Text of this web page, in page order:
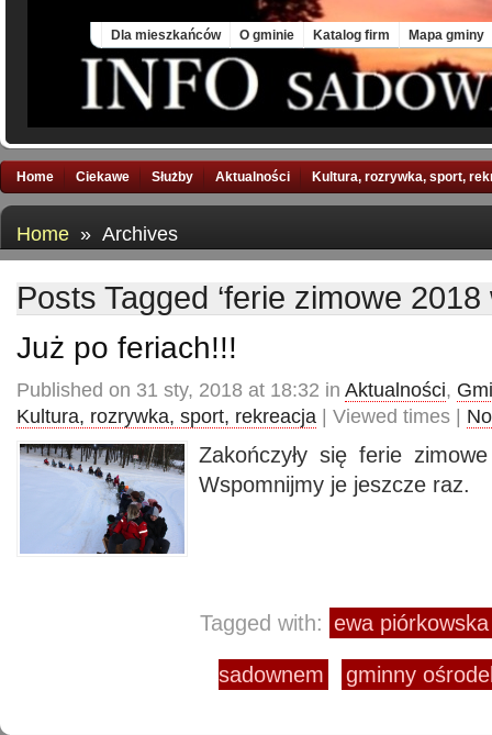
Dla mieszkańców O gminie Katalog firm Mapa gminy
Home Ciekawe Służby Aktualności Kultura, rozrywka, sport,
Home » Archives
Posts Tagged ‘ferie zimowe 2018
Już po feriach!!!
Published on 31 sty, 2018 at 18:32 in Aktualności,
Kultura, rozrywka, sport, rekreacja | Viewed times |
Zakończyły się ferie
Wspomnijmy je jeszcze raz.
Tagged with: ewa piórkowska
sadownem gminny